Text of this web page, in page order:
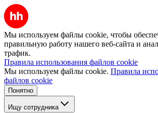
Мы используем файлы cookie, чтобы
правильную работу нашего веб-сайта и
трафик.
Правила использования файлов cookie
Мы используем файлы cookie. Правила
файлов cookie
Понятно
Ищу сотрудника